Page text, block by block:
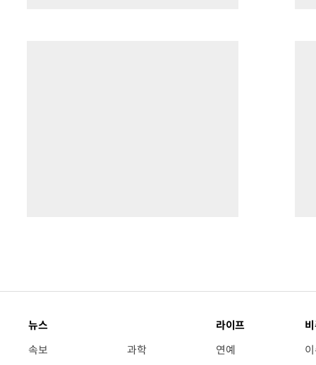
뉴스
속보
과학
라이프
연예